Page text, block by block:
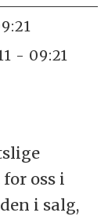
- 09:21
oss i
i salg,